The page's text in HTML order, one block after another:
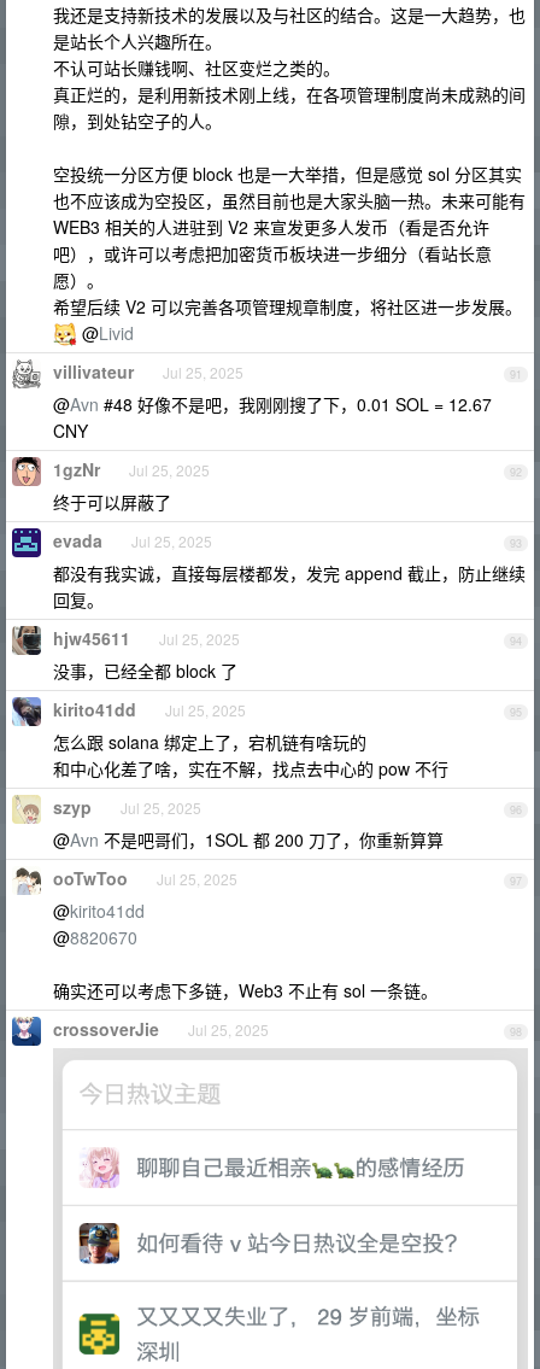
我还是支持新技术的发展以及与社区的结合。这是一大趋势，也
是站长个人兴趣所在。
不认可站长赚钱啊、社区变烂之类的。
真正烂的，是利用新技术刚上线，在各项管理制度尚未成熟的间
隙，到处钻空子的人。
空投统一分区方便 block 也是一大举措，但是感觉 sol 分区其实
也不应该成为空投区，虽然目前也是大家头脑一热。未来可能有
WEB3 相关的人进驻到 V2 来宣发更多人发币（看是否允许
吧），或许可以考虑把加密货币板块进一步细分（看站长意
愿）。
希望后续 V2 可以完善各项管理规章制度，将社区进一步发展。
@Livid
91
villivateur Jul 25, 2025
@Avn #48 好像不是吧，我刚刚搜了下，0.01 SOL = 12.67
CNY
92
1gzNr Jul 25, 2025
终于可以屏蔽了
93
evada Jul 25, 2025
都没有我实诚，直接每层楼都发，发完 append 截止，防止继续
回复。
94
hjw45611 Jul 25, 2025
没事，已经全都 block 了
95
kirito41dd Jul 25, 2025
怎么跟 solana 绑定上了，宕机链有啥玩的
和中心化差了啥，实在不解，找点去中心的 pow 不行
96
szyp Jul 25, 2025
@Avn 不是吧哥们，1SOL 都 200 刀了，你重新算算
97
ooTwToo Jul 25, 2025
@kirito41dd
@8820670
确实还可以考虑下多链，Web3 不止有 sol 一条链。
98
crossoverJie Jul 25, 2025